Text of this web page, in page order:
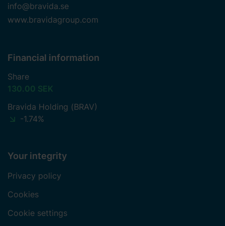
info@bravida.se
www.bravidagroup.com
Financial information
Share
130.00 SEK
Bravida Holding (BRAV)
-1.74%
Your integrity
Privacy policy
Cookies
Cookie settings